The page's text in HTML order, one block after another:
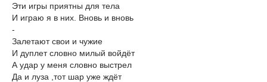
Эти игры приятны для тела
И играю я в них. Вновь и вновь
-
Залетают свои и чужие
И дуплет словно милый войдёт
А удар у меня словно выстрел
Да и луза ,тот шар уже ждёт